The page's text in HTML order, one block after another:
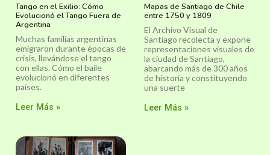
Tango en el Exilio: Cómo
Evolucionó el Tango Fuera de
Argentina
Muchas familias argentinas
emigraron durante épocas de
crisis, llevándose el tango
con ellas. Cómo el baile
evolucionó en diferentes
países.
Leer Más »
Mapas de Santiago de Chile
entre 1750 y 1809
El Archivo Visual de
Santiago recolecta y expone
representaciones visuales de
la ciudad de Santiago,
abarcando más de 300 años
de historia y constituyendo
una suerte
Leer Más »